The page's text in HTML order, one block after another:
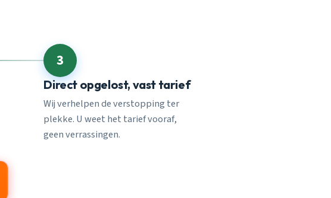
3
Direct opgelost, vast tarief
Wij verhelpen de verstopping ter
plekke. U weet het tarief vooraf,
geen verrassingen.